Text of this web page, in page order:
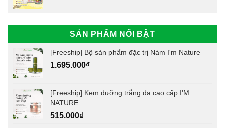
SẢN PHẨM NỔI BẬT
[Freeship] Bộ sản phẩm đặc trị Nám I'm Nature
1.695.000₫
[Freeship] Kem dưỡng trắng da cao cấp I'M
NATURE
515.000₫